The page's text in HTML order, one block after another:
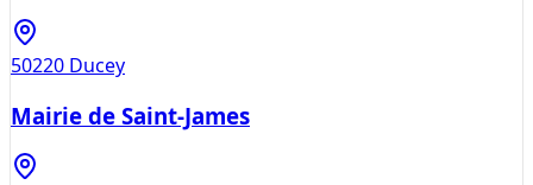
50220 Ducey
Mairie de Saint-James